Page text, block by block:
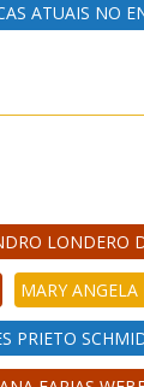
ATUAIS NO
LONDERO
MARY
PRIETO